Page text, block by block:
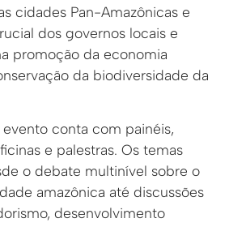
cidades Pan-Amazônicas e
dos governos locais e
promoção da economia
da biodiversidade da
conta com painéis,
e palestras. Os temas
o debate multinível sobre o
amazônica até discussões
desenvolvimento